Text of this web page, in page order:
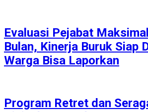
Evaluasi Pejabat
Bulan, Kinerja Buruk Siap
Warga Bisa Laporkan
Program Retret dan